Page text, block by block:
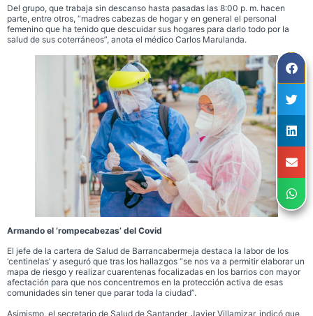
Del grupo, que trabaja sin descanso hasta pasadas las 8:00 p. m. hacen
parte, entre otros, “madres cabezas de hogar y en general el personal
femenino que ha tenido que descuidar sus hogares para darlo todo por la
salud de sus coterráneos”, anota el médico Carlos Marulanda.
Armando el ‘rompecabezas’ del Covid
El jefe de la cartera de Salud de Barrancabermeja destaca la labor de los
‘centinelas’ y aseguró que tras los hallazgos “se nos va a permitir elaborar un
mapa de riesgo y realizar cuarentenas focalizadas en los barrios con mayor
afectación para que nos concentremos en la protección activa de esas
comunidades sin tener que parar toda la ciudad”.
Asimismo, el secretario de Salud de Santander, Javier Villamizar, indicó que